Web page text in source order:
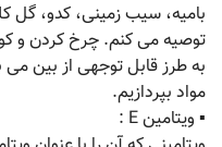
بامیه، سیب زمینی، کدو، گل
توصیه می کنم. چرخ کردن و
به طرز قابل توجهی از بین
مواد بپردازیم.
▪ ویتامین E :